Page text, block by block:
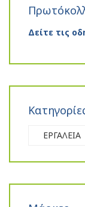
Δείτε τις
ΕΡΓΑΛΕΙΑ